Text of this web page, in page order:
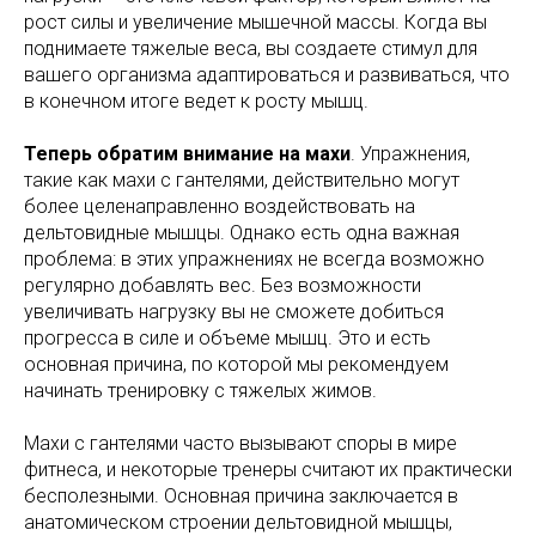
рост силы и увеличение мышечной массы. Когда вы
поднимаете тяжелые веса, вы создаете стимул для
вашего организма адаптироваться и развиваться, что
в конечном итоге ведет к росту мышц.
Теперь обратим внимание на махи. Упражнения,
такие как махи с гантелями, действительно могут
более целенаправленно воздействовать на
дельтовидные мышцы. Однако есть одна важная
проблема: в этих упражнениях не всегда возможно
регулярно добавлять вес. Без возможности
увеличивать нагрузку вы не сможете добиться
прогресса в силе и объеме мышц. Это и есть
основная причина, по которой мы рекомендуем
начинать тренировку с тяжелых жимов.
Махи с гантелями часто вызывают споры в мире
фитнеса, и некоторые тренеры считают их практически
бесполезными. Основная причина заключается в
анатомическом строении дельтовидной мышцы,